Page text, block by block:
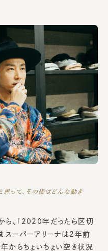
思って、その後はどんな動き
ら、「2020年だったら区切
スーパーアリーナは2年前
からちょいちょい空き状況